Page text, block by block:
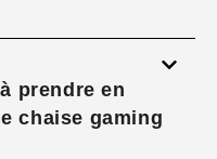
prendre en
chaise gaming